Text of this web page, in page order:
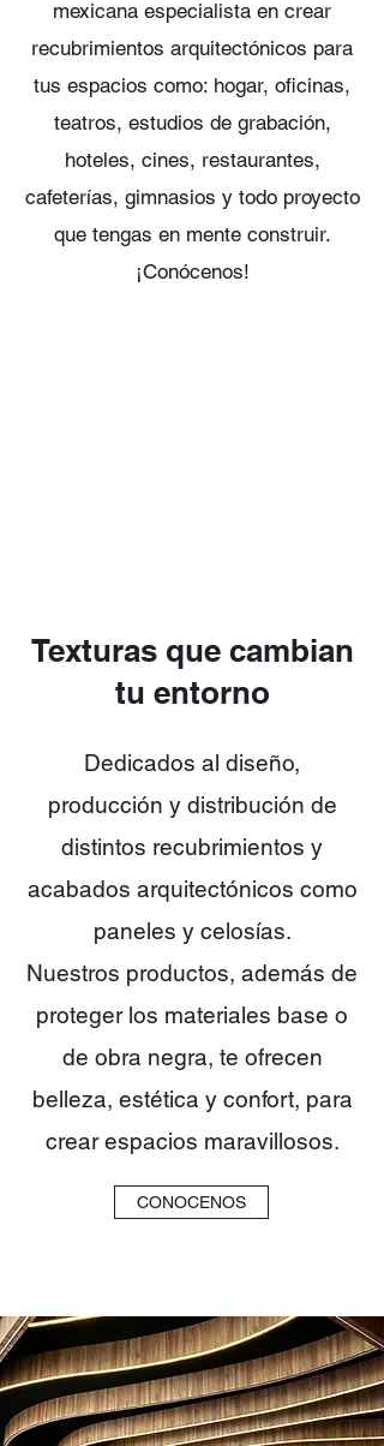
mexicana especialista en crear
recubrimientos arquitectónicos para
tus espacios como: hogar, oficinas,
teatros, estudios de grabación,
hoteles, cines, restaurantes,
cafeterías, gimnasios y todo proyecto
que tengas en mente construir.
¡Conócenos!
Texturas que cambian
tu entorno
Dedicados al diseño,
producción y distribución de
distintos recubrimientos y
acabados arquitectónicos como
paneles y celosías.
Nuestros productos, además de
proteger los materiales base o
de obra negra, te ofrecen
belleza, estética y confort, para
crear espacios maravillosos.
CONOCENOS